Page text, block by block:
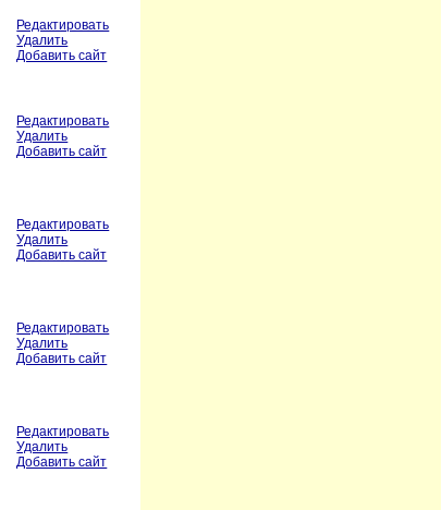
Редактировать
Удалить
Добавить сайт
Редактировать
Удалить
Добавить сайт
Редактировать
Удалить
Добавить сайт
Редактировать
Удалить
Добавить сайт
Редактировать
Удалить
Добавить сайт